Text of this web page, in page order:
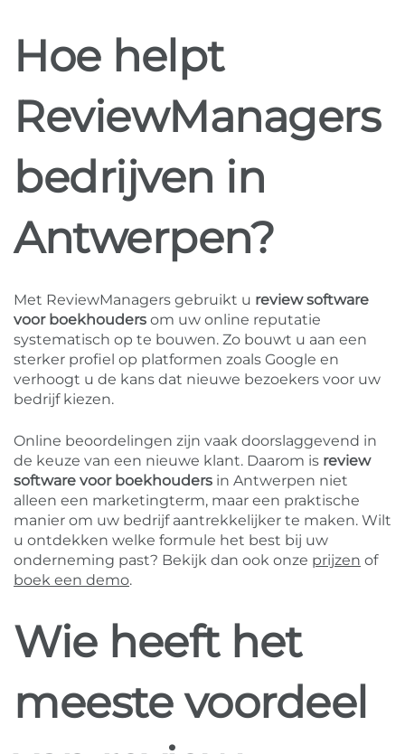
Hoe helpt
ReviewManagers
bedrijven in
Antwerpen?
Met ReviewManagers gebruikt u review software
voor boekhouders om uw online reputatie
systematisch op te bouwen. Zo bouwt u aan een
sterker profiel op platformen zoals Google en
verhoogt u de kans dat nieuwe bezoekers voor uw
bedrijf kiezen.
Online beoordelingen zijn vaak doorslaggevend in
de keuze van een nieuwe klant. Daarom is review
software voor boekhouders in Antwerpen niet
alleen een marketingterm, maar een praktische
manier om uw bedrijf aantrekkelijker te maken. Wilt
u ontdekken welke formule het best bij uw
onderneming past? Bekijk dan ook onze prijzen of
boek een demo.
Wie heeft het
meeste voordeel